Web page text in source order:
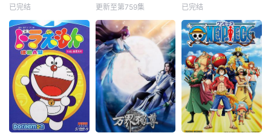
已完结 更新至第759集 已完结